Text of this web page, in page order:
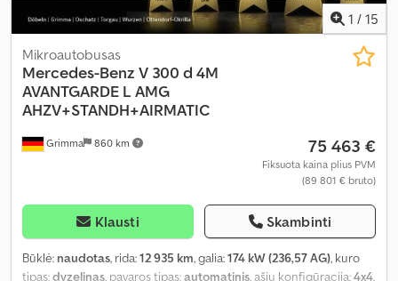
1 / 15
Grimma 860 km
Mikroautobusas
Mercedes-Benz V 300 d 4M
AVANTGARDE L AMG
AHZV+STANDH+AIRMATIC
75 463 €
Fiksuota kaina plius PVM
(89 801 € bruto)
Klausti Skambinti
Būklė: naudotas, rida:12 935 km, galia:174 kW (236,57 AG), kuro
tipas:dyzelinas, pavaros tipas:automatinis, ašių konfigūracija:4x4,